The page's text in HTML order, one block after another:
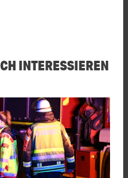
INTERESSIEREN